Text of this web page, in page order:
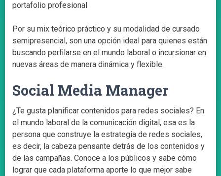
portafolio profesional
Por su mix teórico práctico y su modalidad de cursado
semipresencial, son una opción ideal para quienes están
buscando perfilarse en el mundo laboral o incursionar en
nuevas áreas de manera dinámica y flexible.
Social Media Manager
¿Te gusta planificar contenidos para redes sociales? En
el mundo laboral de la comunicación digital, esa es la
persona que construye la estrategia de redes sociales,
es decir, la cabeza pensante detrás de los contenidos y
de las campañas. Conoce a los públicos y sabe cómo
lograr que cada plataforma aporte lo que mejor sabe